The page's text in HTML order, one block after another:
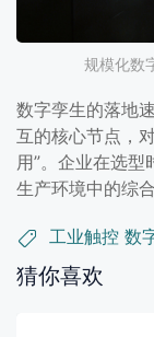
规模化数
数字孪生的落地
互的核心节点，
用”。企业在选
生产环境中的综
工业触控 数
猜你喜欢